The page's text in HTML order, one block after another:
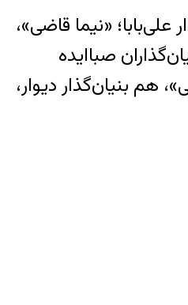
«نیما قاضی»،
صباایده
هم بنیان‌گذار دیوار،